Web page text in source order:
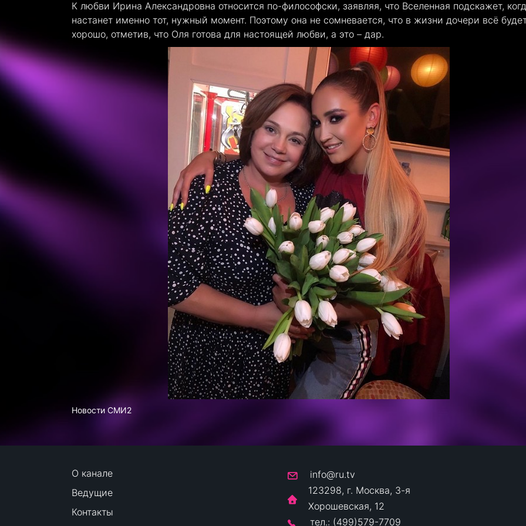
К любви Ирина Александровна относится по-философски, заявляя, что Вселенная подскажет,
настанет именно тот, нужный момент. Поэтому она не сомневается, что в жизни дочери всё
хорошо, отметив, что Оля готова для настоящей любви, а это – дар.
Новости СМИ2
О канале
Ведущие
Контакты
info@ru.tv
123298, г. Москва, 3-я
Хорошевская, 12
тел.: (499)579-7709